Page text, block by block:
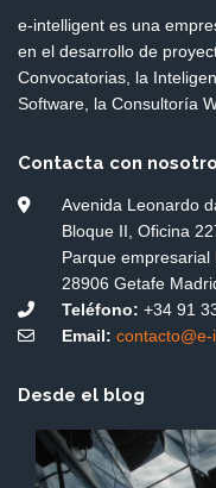
e-intelligent es una
en el desarrollo de
Convocatorias, la
Software, la Consultoría
Contacta con
Avenida Leonardo
Bloque II, Oficina
Parque empresarial
28906 Getafe
Teléfono: +34 91
Email:
Desde el blog